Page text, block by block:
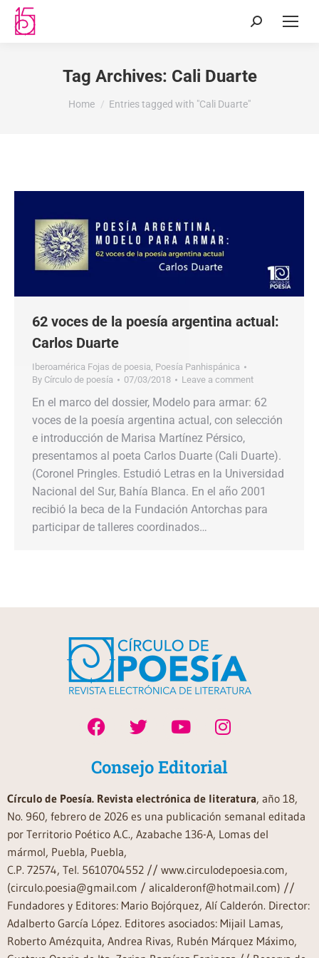
Tag Archives: Cali Duarte
You are here:
Home Entries tagged with "Cali Duarte"
62 voces de la poesía argentina actual:
Carlos Duarte
Iberoamérica Fojas de poesia, Poesía Panhispánica
By Círculo de poesía 07/03/2018 Leave a comment
En el marco del dossier, Modelo para armar: 62
voces de la poesía argentina actual, con selección
e introducción de Marisa Martínez Pérsico,
presentamos al poeta Carlos Duarte (Cali Duarte).
(Coronel Pringles. Estudió Letras en la Universidad
Nacional del Sur, Bahía Blanca. En el año 2001
recibió la beca de la Fundación Antorchas para
participar de talleres coordinados…
Consejo Editorial
Círculo de Poesía. Revista electrónica de literatura, año 18,
No. 960, febrero de 2026 es una publicación semanal editada
por Territorio Poético A.C., Azabache 136-A, Lomas del
mármol, Puebla, Puebla,
C.P. 72574, Tel. 5610704552 // www.circulodepoesia.com,
(circulo.poesia@gmail.com / alicalderonf@hotmail.com) //
Fundadores y Editores: Mario Bojórquez, Alí Calderón. Director:
Adalberto García López. Editores asociados: Mijail Lamas,
Roberto Amézquita, Andrea Rivas, Rubén Márquez Máximo,